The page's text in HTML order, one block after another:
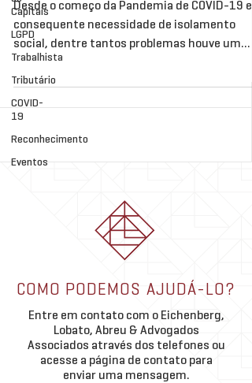
Capitais
LGPD
Trabalhista
Tributário
COVID-
19
Reconhecimento
Eventos
Desde o começo da Pandemia de COVID-19 e
consequente necessidade de isolamento
social, dentre tantos problemas houve um
importante avanço...
COMO PODEMOS AJUDÁ-LO?
Entre em contato com o Eichenberg,
Lobato, Abreu & Advogados
Associados através dos telefones ou
acesse a página de contato para
enviar uma mensagem.